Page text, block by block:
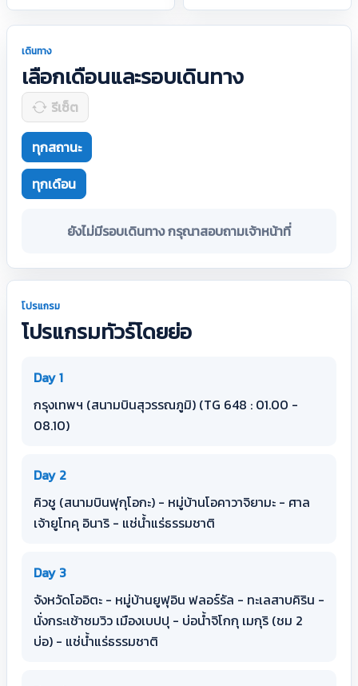
เดินทาง
เลือกเดือนและรอบเดินทาง
รีเซ็ต
ทุกสถานะ
ทุกเดือน
ยังไม่มีรอบเดินทาง กรุณาสอบถามเจ้าหน้าที่
โปรแกรม
โปรแกรมทัวร์โดยย่อ
Day 1
กรุงเทพฯ (สนามบินสุวรรณภูมิ) (TG 648 : 01.00 -
08.10)
Day 2
คิวชู (สนามบินฟุกุโอกะ) - หมู่บ้านโอคาวาจิยามะ - ศาล
เจ้ายูโทคุ อินาริ - แช่น้ำแร่ธรรมชาติ
Day 3
จังหวัดโออิตะ - หมู่บ้านยูฟุอิน ฟลอร์รัล - ทะเลสาบคิริน -
นั่งกระเช้าชมวิว เมืองเบปปุ - บ่อน้ำจิโกกุ เมกุริ (ชม 2
บ่อ) - แช่น้ำแร่ธรรมชาติ